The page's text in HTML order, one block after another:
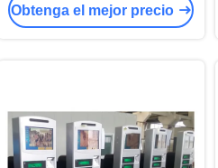
Obtenga el mejor precio